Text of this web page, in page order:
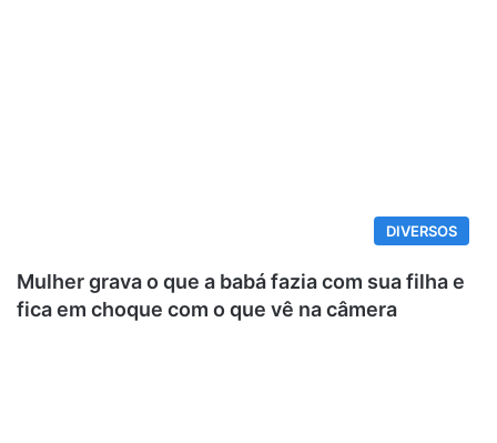
DIVERSOS
Mulher grava o que a babá fazia com sua filha e
fica em choque com o que vê na câmera